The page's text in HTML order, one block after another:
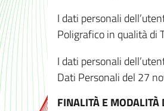
I dati personali
Poligrafico in qualità di
I dati personali
Dati Personali del 27
FINALITÀ E MODALITÀ